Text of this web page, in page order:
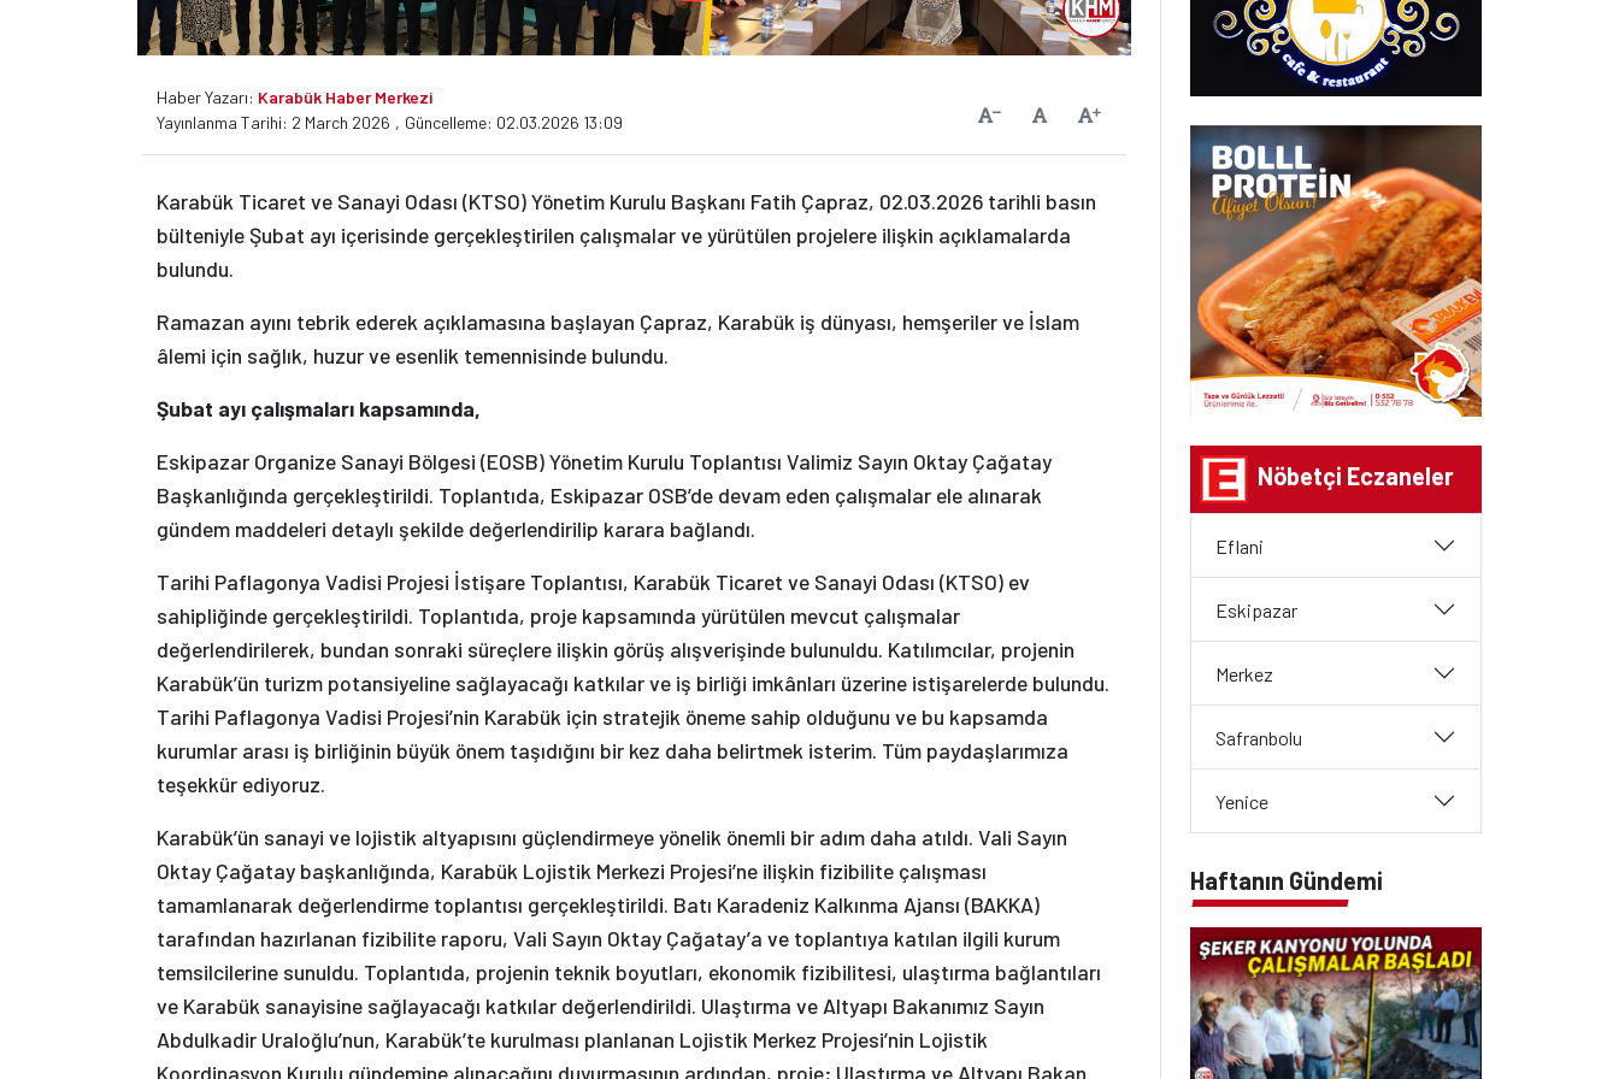
Haber Yazarı: Karabük Haber Merkezi
Yayınlanma Tarihi: 2 March 2026 , Güncelleme: 02.03.2026 13:09 Yazıyı KüçültVarsayılanYazıyı Büyüt
Karabük Ticaret ve Sanayi Odası (KTSO) Yönetim Kurulu Başkanı Fatih Çapraz, 02.03.2026 tarihli basın
bülteniyle Şubat ayı içerisinde gerçekleştirilen çalışmalar ve yürütülen projelere ilişkin açıklamalarda
bulundu.
Ramazan ayını tebrik ederek açıklamasına başlayan Çapraz, Karabük iş dünyası, hemşeriler ve İslam
âlemi için sağlık, huzur ve esenlik temennisinde bulundu.
Şubat ayı çalışmaları kapsamında,
Eskipazar Organize Sanayi Bölgesi (EOSB) Yönetim Kurulu Toplantısı Valimiz Sayın Oktay Çağatay
Başkanlığında gerçekleştirildi. Toplantıda, Eskipazar OSB’de devam eden çalışmalar ele alınarak
gündem maddeleri detaylı şekilde değerlendirilip karara bağlandı.
Tarihi Paflagonya Vadisi Projesi İstişare Toplantısı, Karabük Ticaret ve Sanayi Odası (KTSO) ev
sahipliğinde gerçekleştirildi. Toplantıda, proje kapsamında yürütülen mevcut çalışmalar
değerlendirilerek, bundan sonraki süreçlere ilişkin görüş alışverişinde bulunuldu. Katılımcılar, projenin
Karabük’ün turizm potansiyeline sağlayacağı katkılar ve iş birliği imkânları üzerine istişarelerde bulundu.
Tarihi Paflagonya Vadisi Projesi’nin Karabük için stratejik öneme sahip olduğunu ve bu kapsamda
kurumlar arası iş birliğinin büyük önem taşıdığını bir kez daha belirtmek isterim. Tüm paydaşlarımıza
teşekkür ediyoruz.
Karabük’ün sanayi ve lojistik altyapısını güçlendirmeye yönelik önemli bir adım daha atıldı. Vali Sayın
Oktay Çağatay başkanlığında, Karabük Lojistik Merkezi Projesi’ne ilişkin fizibilite çalışması
tamamlanarak değerlendirme toplantısı gerçekleştirildi. Batı Karadeniz Kalkınma Ajansı (BAKKA)
tarafından hazırlanan fizibilite raporu, Vali Sayın Oktay Çağatay’a ve toplantıya katılan ilgili kurum
temsilcilerine sunuldu. Toplantıda, projenin teknik boyutları, ekonomik fizibilitesi, ulaştırma bağlantıları
ve Karabük sanayisine sağlayacağı katkılar değerlendirildi. Ulaştırma ve Altyapı Bakanımız Sayın
Abdulkadir Uraloğlu’nun, Karabük’te kurulması planlanan Lojistik Merkez Projesi’nin Lojistik
Koordinasyon Kurulu gündemine alınacağını duyurmasının ardından, proje; Ulaştırma ve Altyapı Bakan
Nöbetçi Eczaneler
Eflani
Eskipazar
Merkez
Safranbolu
Yenice
Haftanın Gündemi